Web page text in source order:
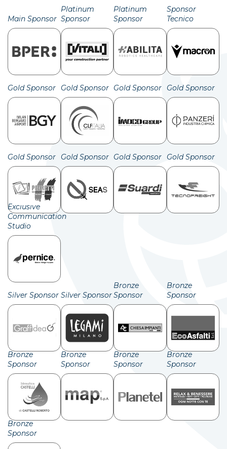
Main Sponsor
Platinum
Sponsor
Platinum
Sponsor
Sponsor
Tecnico
Gold Sponsor Gold Sponsor Gold Sponsor Gold Sponsor
Gold Sponsor Gold Sponsor Gold Sponsor Gold Sponsor
Exclusive
Communication
Studio
Silver Sponsor Silver Sponsor
Bronze
Sponsor
Bronze
Sponsor
Bronze
Sponsor
Bronze
Sponsor
Bronze
Sponsor
Bronze
Sponsor
Bronze
Sponsor